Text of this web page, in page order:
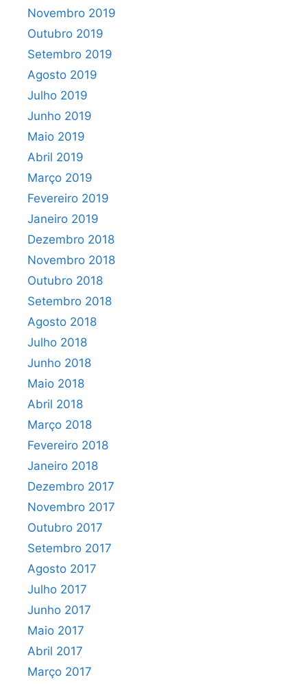
Novembro 2019
Outubro 2019
Setembro 2019
Agosto 2019
Julho 2019
Junho 2019
Maio 2019
Abril 2019
Março 2019
Fevereiro 2019
Janeiro 2019
Dezembro 2018
Novembro 2018
Outubro 2018
Setembro 2018
Agosto 2018
Julho 2018
Junho 2018
Maio 2018
Abril 2018
Março 2018
Fevereiro 2018
Janeiro 2018
Dezembro 2017
Novembro 2017
Outubro 2017
Setembro 2017
Agosto 2017
Julho 2017
Junho 2017
Maio 2017
Abril 2017
Março 2017